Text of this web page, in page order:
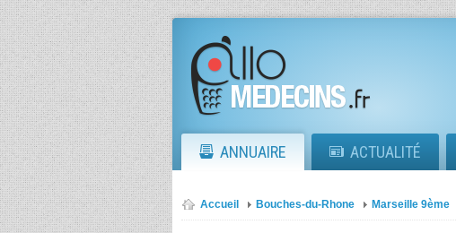
ANNUAIRE ACTUALITÉ
Accueil Bouches-du-Rhone Marseille 9ème